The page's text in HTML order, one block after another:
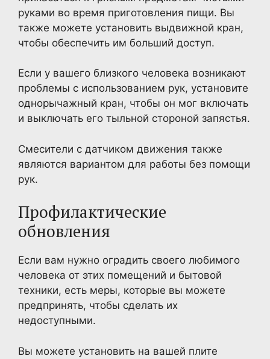
руками во время приготовления пищи. Вы
также можете установить выдвижной кран,
чтобы обеспечить им больший доступ.
Если у вашего близкого человека возникают
проблемы с использованием рук, установите
однорычажный кран, чтобы он мог включать
и выключать его тыльной стороной запястья.
Смесители с датчиком движения также
являются вариантом для работы без помощи
рук.
Профилактические
обновления
Если вам нужно оградить своего любимого
человека от этих помещений и бытовой
техники, есть меры, которые вы можете
предпринять, чтобы сделать их
недоступными.
Вы можете установить на вашей плите